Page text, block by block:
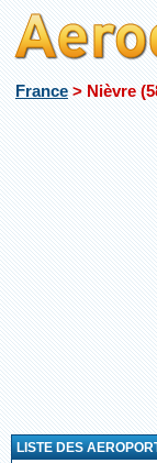
France> Nièvre
LISTE DES